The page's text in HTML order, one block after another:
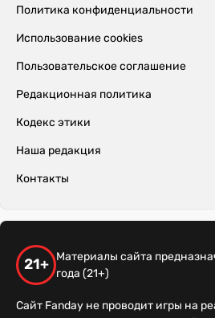
Политика конфиденциальности
Использование cookies
Пользовательское соглашение
Редакционная политика
Кодекс этики
Наша редакция
Контакты
21+
Материалы сайта
года (21+)
Сайт Fanday не проводит игры на